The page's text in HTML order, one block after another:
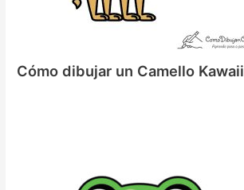
Cómo dibujar un Camello Kawaii